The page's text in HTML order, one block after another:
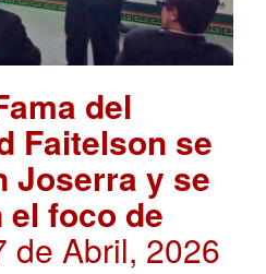
del
Faitelson se
Joserra y se
foco de
de Abril, 2026